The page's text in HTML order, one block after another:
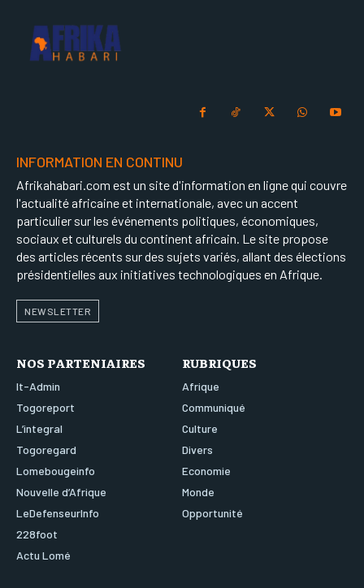
INFORMATION EN CONTINU
Afrikahabari.com est un site d'information en ligne qui couvre
l'actualité africaine et internationale, avec un accent
particulier sur les événements politiques, économiques,
sociaux et culturels du continent africain. Le site propose
des articles récents sur des sujets variés, allant des élections
présidentielles aux initiatives technologiques en Afrique.
NEWSLETTER
NOS PARTENIAIRES
It-Admin
Togoreport
L’integral
Togoregard
Lomebougeinfo
Nouvelle d’Afrique
LeDefenseurInfo
228foot
Actu Lomé
RUBRIQUES
Afrique
Communiqué
Culture
Divers
Economie
Monde
Opportunité